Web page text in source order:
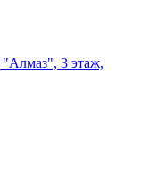
3 этаж,